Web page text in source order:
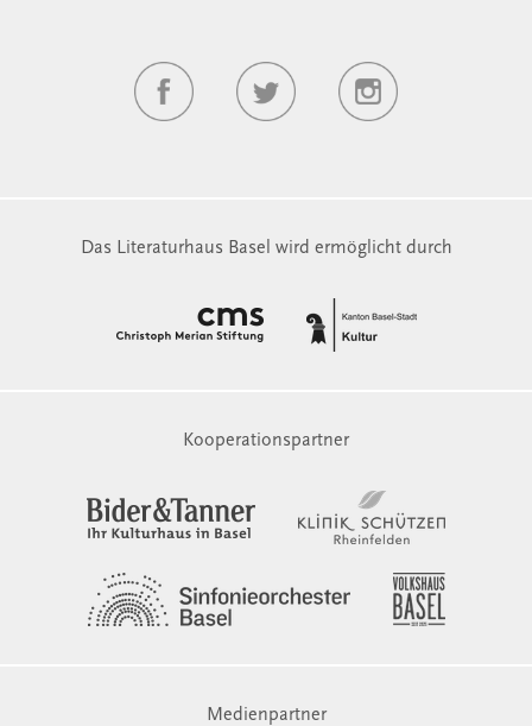
Das Literaturhaus Basel wird ermöglicht durch
Kooperationspartner
Medienpartner